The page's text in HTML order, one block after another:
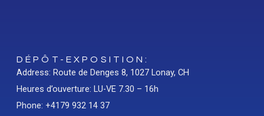
DÉPÔT-EXPOSITION:
Address: Route de Denges 8, 1027 Lonay, CH
Heures d’ouverture: LU-VE 7.30 – 16h
Phone: +4179 932 14 37